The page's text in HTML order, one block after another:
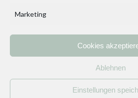
Marketing
Cookies
Ablehnen
Einstellungen
Kontakt
Impressum/